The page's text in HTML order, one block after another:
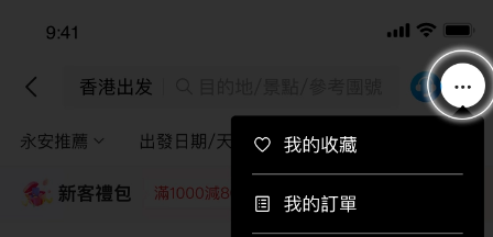
下載
永安推薦 出發日期/天數 途徑景點
新客禮包 每位即減220 每位即減160 每位即減120